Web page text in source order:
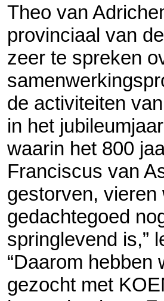
Theo van
provinciaal van
zeer te spreken
de activiteiten
in het
waarin het 800
Franciscus van
gestorven, vieren
gedachtegoed
springlevend is,”
“Daarom hebben
gezocht met